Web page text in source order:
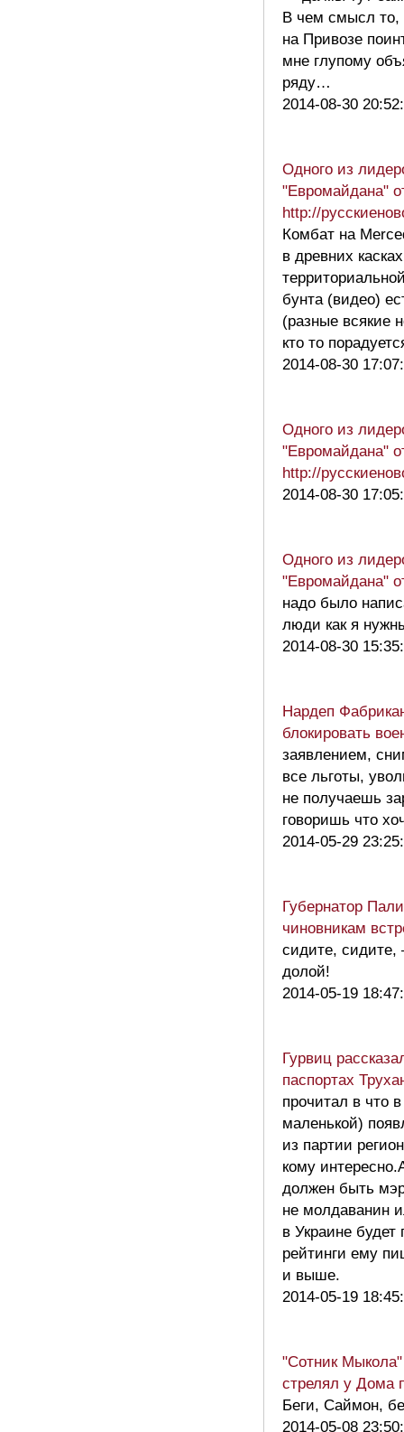
В чем смысл то,
на Привозе
мне глупому
ряду…
2014-08-30
Одного из
"Евромайдана"
http://
Комбат на
в древних
бунта (видео)
(разные всякие
кто то
2014-08-30
Одного из
"Евромайдана"
http://
2014-08-30
Одного из
"Евромайдана"
надо было
люди как я
2014-08-30
Нардеп
блокировать
заявлением,
все льготы,
не получаешь
говоришь что
2014-05-29
Губернатор
чиновникам
сидите,
долой!
2014-05-19
Гурвиц
паспортах
прочитал в что
маленькой)
из партии
кому
должен быть
не молдаванин
в Украине будет
рейтинги ему
и выше.
2014-05-19
"Сотник Мыкола"
стрелял у Дома
Беги, Саймон,
2014-05-08